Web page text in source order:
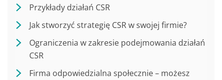
Przykłady działań CSR
Jak stworzyć strategię CSR w swojej firmie?
Ograniczenia w zakresie podejmowania działań
CSR
Firma odpowiedzialna społecznie – możesz